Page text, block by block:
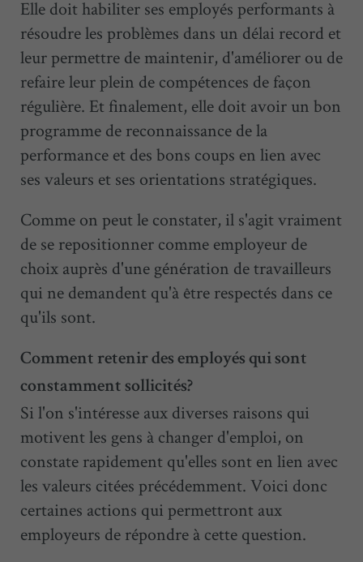
Elle doit habiliter ses employés performants à
résoudre les problèmes dans un délai record et
leur permettre de maintenir, d'améliorer ou de
refaire leur plein de compétences de façon
régulière. Et finalement, elle doit avoir un bon
programme de reconnaissance de la
performance et des bons coups en lien avec
ses valeurs et ses orientations stratégiques.
Comme on peut le constater, il s'agit vraiment
de se repositionner comme employeur de
choix auprès d'une génération de travailleurs
qui ne demandent qu'à être respectés dans ce
qu'ils sont.
Comment retenir des employés qui sont
constamment sollicités?
Si l'on s'intéresse aux diverses raisons qui
motivent les gens à changer d'emploi, on
constate rapidement qu'elles sont en lien avec
les valeurs citées précédemment. Voici donc
certaines actions qui permettront aux
employeurs de répondre à cette question.